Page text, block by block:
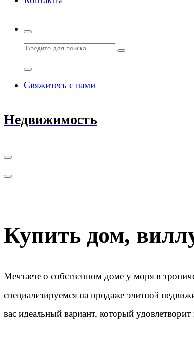
Свяжитесь с нами
Недвижимость
Купить дом,
Мечтаете о собственном доме у моря в
специализируемся на продаже элитной
вас идеальный вариант, который